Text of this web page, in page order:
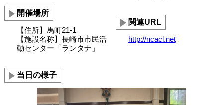
開催場所
【住所】馬町21-1
【施設名称】長崎市市民活
動センター「ランタナ」
関連URL
http://ncacl.net
当日の様子